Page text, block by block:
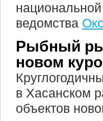
ведомства
Рыбный
новом
в Хасанском
объектов